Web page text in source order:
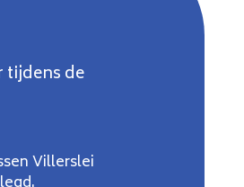
tijdens de
Villerslei